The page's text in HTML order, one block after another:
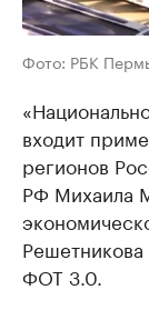
Фото: РБК
входит
регионов
РФ Михаила
ФОТ 3.0.